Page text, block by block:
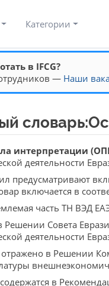
Категории
в IFCG?
— Наши
,поиск
интерпретации
деятельности
предусматривают
включается в
часть ТН ВЭД
Совета
деятельности
в Решении
в